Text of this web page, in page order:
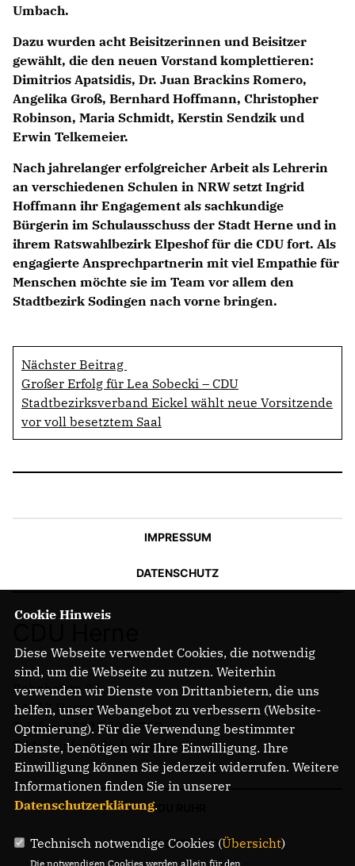
Umbach.
Dazu wurden acht Beisitzerinnen und Beisitzer
gewählt, die den neuen Vorstand komplettieren:
Dimitrios Apatsidis, Dr. Juan Brackins Romero,
Angelika Groß, Bernhard Hoffmann, Christopher
Robinson, Maria Schmidt, Kerstin Sendzik und
Erwin Telkemeier.
Nach jahrelanger erfolgreicher Arbeit als Lehrerin
an verschiedenen Schulen in NRW setzt Ingrid
Hoffmann ihr Engagement als sachkundige
Bürgerin im Schulausschuss der Stadt Herne und in
ihrem Ratswahlbezirk Elpeshof für die CDU fort. Als
engagierte Ansprechpartnerin mit viel Empathie für
Menschen möchte sie im Team vor allem den
Stadtbezirk Sodingen nach vorne bringen.
Nächster Beitrag
Großer Erfolg für Lea Sobecki – CDU
Stadtbezirksverband Eickel wählt neue Vorsitzende
vor voll besetztem Saal
IMPRESSUM
DATENSCHUTZ
Bahnhofstr. 84
44623 Herne
Telefon: 02323 2043737
E-Mail: info@cdu-herne.de
CDU RUHR
LANDTAGSFRAKTION
Cookie Hinweis
Diese Webseite verwendet Cookies, die notwendig
sind, um die Webseite zu nutzen. Weiterhin
verwenden wir Dienste von Drittanbietern, die uns
helfen, unser Webangebot zu verbessern (Website-
Optmierung). Für die Verwendung bestimmter
Dienste, benötigen wir Ihre Einwilligung. Ihre
Einwilligung können Sie jederzeit widerrufen. Weitere
Informationen finden Sie in unserer
Datenschutzerklärung.
Technisch notwendige Cookies (Übersicht)
Die notwendigen Cookies werden allein für den